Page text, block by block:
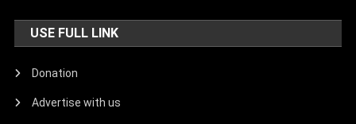
USE FULL LINK
Donation
Advertise with us